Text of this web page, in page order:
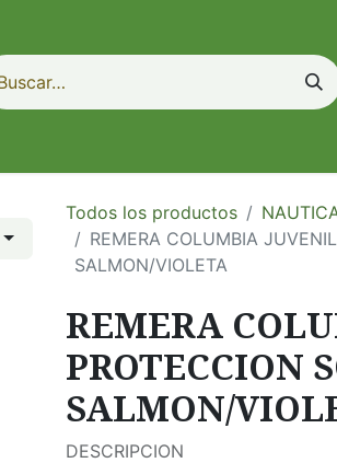
Todos los productos
REMERA COLUMBIA
SALMON/VIOLETA
REMERA
PROTECCION
SALMON/
DESCRIPCION